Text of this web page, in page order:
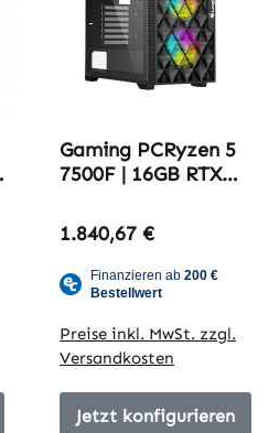
Gaming PCRyzen 5
7500F | 16GB RTX
DDR5-6000 |
Try2709_yt 1,5K
Edition
1.840,67 €
Preise inkl. MwSt. zzgl.
Versandkosten
Jetzt konfigurieren